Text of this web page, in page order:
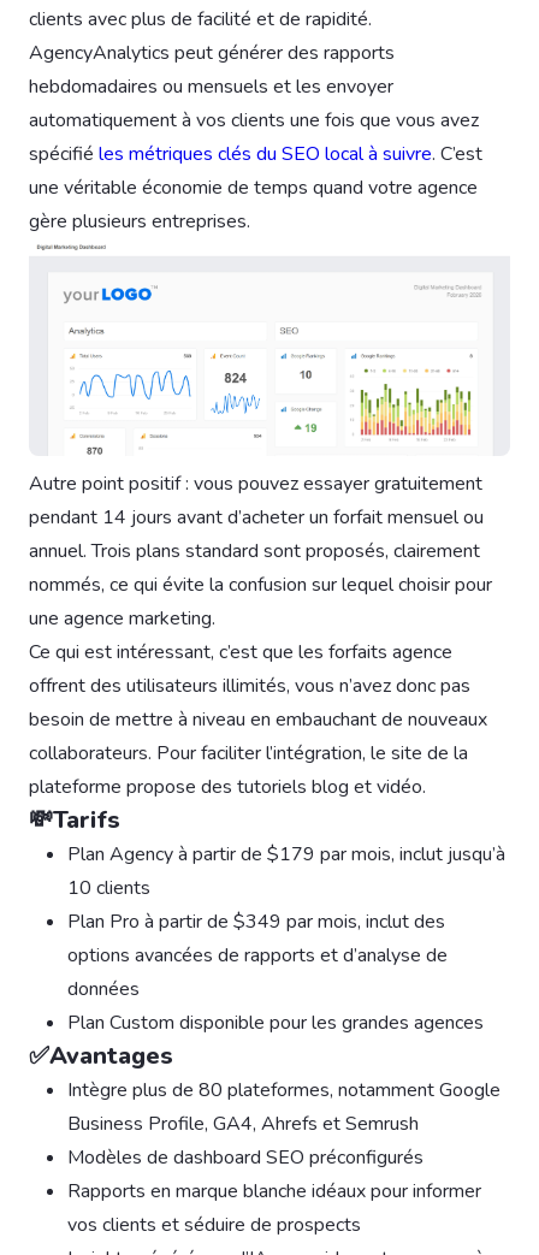
clients avec plus de facilité et de rapidité.
AgencyAnalytics peut générer des rapports
hebdomadaires ou mensuels et les envoyer
automatiquement à vos clients une fois que vous avez
spécifié les métriques clés du SEO local à suivre. C’est
une véritable économie de temps quand votre agence
gère plusieurs entreprises.
Autre point positif : vous pouvez essayer gratuitement
pendant 14 jours avant d’acheter un forfait mensuel ou
annuel. Trois plans standard sont proposés, clairement
nommés, ce qui évite la confusion sur lequel choisir pour
une agence marketing.
Ce qui est intéressant, c’est que les forfaits agence
offrent des utilisateurs illimités, vous n’avez donc pas
besoin de mettre à niveau en embauchant de nouveaux
collaborateurs. Pour faciliter l’intégration, le site de la
plateforme propose des tutoriels blog et vidéo.
💸Tarifs
Plan Agency à partir de $179 par mois, inclut jusqu’à
10 clients
Plan Pro à partir de $349 par mois, inclut des
options avancées de rapports et d’analyse de
données
Plan Custom disponible pour les grandes agences
✅Avantages
Intègre plus de 80 plateformes, notamment Google
Business Profile, GA4, Ahrefs et Semrush
Modèles de dashboard SEO préconfigurés
Rapports en marque blanche idéaux pour informer
vos clients et séduire de prospects